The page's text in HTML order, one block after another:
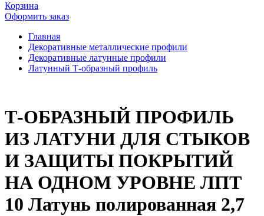
Корзина
Оформить заказ
Главная
Декоративные металлические профили
Декоративные латунные профили
Латунный Т-образный профиль
Т-ОБРАЗНЫЙ ПРОФИЛЬ
ИЗ ЛАТУНИ ДЛЯ СТЫКОВ
И ЗАЩИТЫ ПОКРЫТИЙ
НА ОДНОМ УРОВНЕ ЛПТ
10 Латунь полированная 2,7